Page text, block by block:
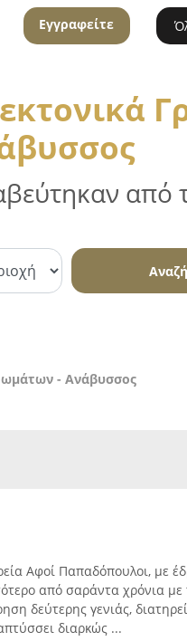
Εγγραφείτε
από
- Ανάβυσσος
Αφοί Παπαδόπουλοι, με
από σαράντα χρόνια
δεύτερης γενιάς,
διαρκώς ...